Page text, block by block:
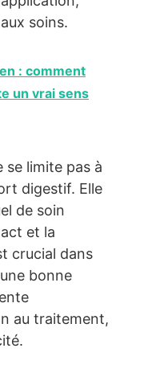
soins.
: comment
un vrai sens
se limite pas à
digestif. Elle
de soin
et la
crucial dans
bonne
au traitement,